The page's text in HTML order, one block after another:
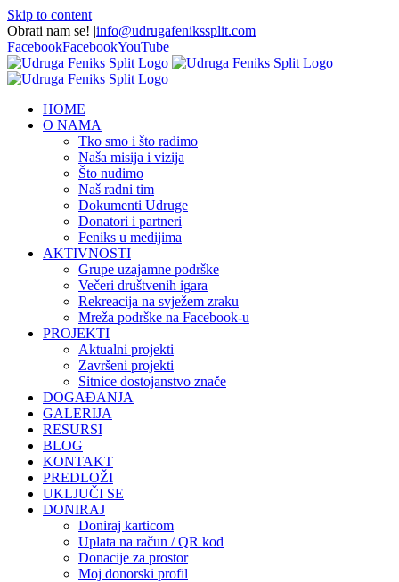
Skip to content
Obrati nam se! |info@udrugafenikssplit.com
FacebookFacebookYouTube
HOME
O NAMA
Tko smo i što radimo
Naša misija i vizija
Što nudimo
Naš radni tim
Dokumenti Udruge
Donatori i partneri
Feniks u medijima
AKTIVNOSTI
Grupe uzajamne podrške
Večeri društvenih igara
Rekreacija na svježem zraku
Mreža podrške na Facebook-u
PROJEKTI
Aktualni projekti
Završeni projekti
Sitnice dostojanstvo znače
DOGAĐANJA
GALERIJA
RESURSI
BLOG
KONTAKT
PREDLOŽI
UKLJUČI SE
DONIRAJ
Doniraj karticom
Uplata na račun / QR kod
Donacije za prostor
Moj donorski profil